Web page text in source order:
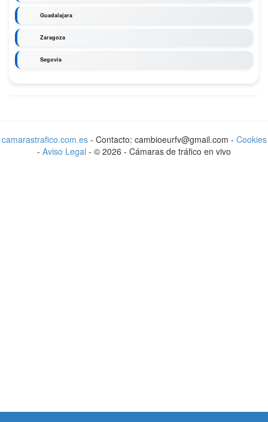
Guadalajara
Zaragoza
Segovia
camarastrafico.com.es- Contacto: cambioeurfv@gmail.com - Cookies
- Aviso Legal - © 2026 - Cámaras de tráfico en vivo